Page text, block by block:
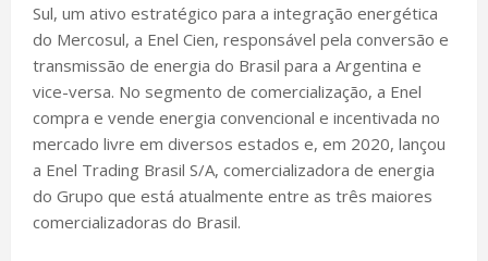
Sul, um ativo estratégico para a integração energética
do Mercosul, a Enel Cien, responsável pela conversão e
transmissão de energia do Brasil para a Argentina e
vice-versa. No segmento de comercialização, a Enel
compra e vende energia convencional e incentivada no
mercado livre em diversos estados e, em 2020, lançou
a Enel Trading Brasil S/A, comercializadora de energia
do Grupo que está atualmente entre as três maiores
comercializadoras do Brasil.